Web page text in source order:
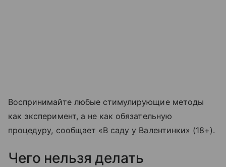
Воспринимайте любые стимулирующие методы
как эксперимент, а не как обязательную
процедуру, сообщает «В саду у Валентинки» (18+).
Чего нельзя делать